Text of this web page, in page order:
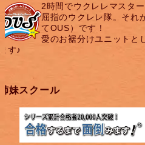
2時間でウクレレマスタ
屈指のウクレレ隊。それ
てOUS）です！
愛のお裾分けユニットと
す♪
妹スクール